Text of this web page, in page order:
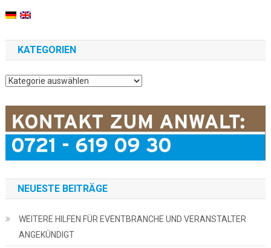
KATEGORIEN
Kategorien
NEUESTE BEITRÄGE
WEITERE HILFEN FÜR EVENTBRANCHE UND VERANSTALTER
ANGEKÜNDIGT